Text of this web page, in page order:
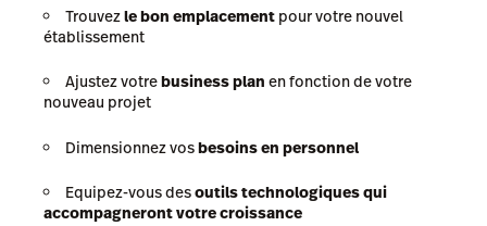
Trouvezle bon emplacement pour votre nouvel
établissement
Ajustez votrebusiness plan en fonction de votre
nouveau projet
Dimensionnez vosbesoins en personnel
Equipez-vous desoutils technologiques qui
accompagneront votre croissance